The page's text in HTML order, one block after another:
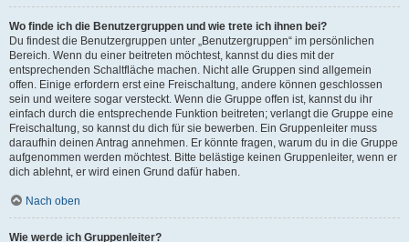
Wo finde ich die Benutzergruppen und wie trete ich ihnen bei?
Du findest die Benutzergruppen unter „Benutzergruppen“ im persönlichen
Bereich. Wenn du einer beitreten möchtest, kannst du dies mit der
entsprechenden Schaltfläche machen. Nicht alle Gruppen sind allgemein
offen. Einige erfordern erst eine Freischaltung, andere können geschlossen
sein und weitere sogar versteckt. Wenn die Gruppe offen ist, kannst du ihr
einfach durch die entsprechende Funktion beitreten; verlangt die Gruppe eine
Freischaltung, so kannst du dich für sie bewerben. Ein Gruppenleiter muss
daraufhin deinen Antrag annehmen. Er könnte fragen, warum du in die Gruppe
aufgenommen werden möchtest. Bitte belästige keinen Gruppenleiter, wenn er
dich ablehnt, er wird einen Grund dafür haben.
Nach oben
Wie werde ich Gruppenleiter?